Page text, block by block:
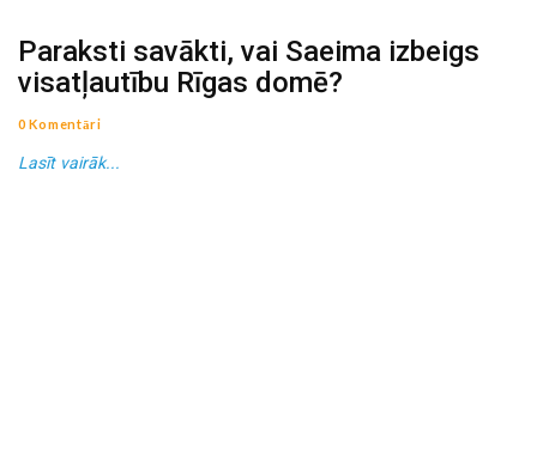
Paraksti savākti, vai Saeima izbeigs
visatļautību Rīgas domē?
0 Komentāri
Lasīt vairāk...